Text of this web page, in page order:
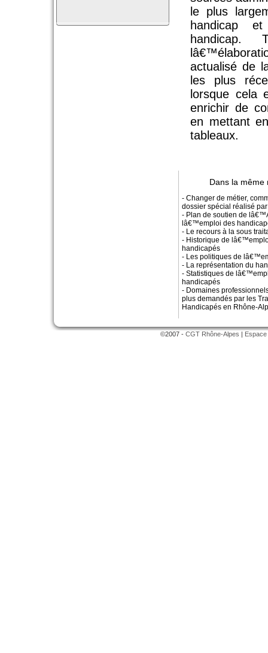
le plus
handicap
handicap.
actualisé de
les plus
lorsque cela
enrichir de
en mettant
tableaux.
Dans la même
- Changer de métier,
dossier spécial réalisé
- Plan de soutien de
lâ€™emploi des
- Le recours à la sous
- Historique de
handicapés
- Les politiques de
- La représentation du
- Statistiques de
handicapés
- Domaines
plus demandés par les
Handicapés en Rhône-
©2007 - CGT Rhône-Alpes |